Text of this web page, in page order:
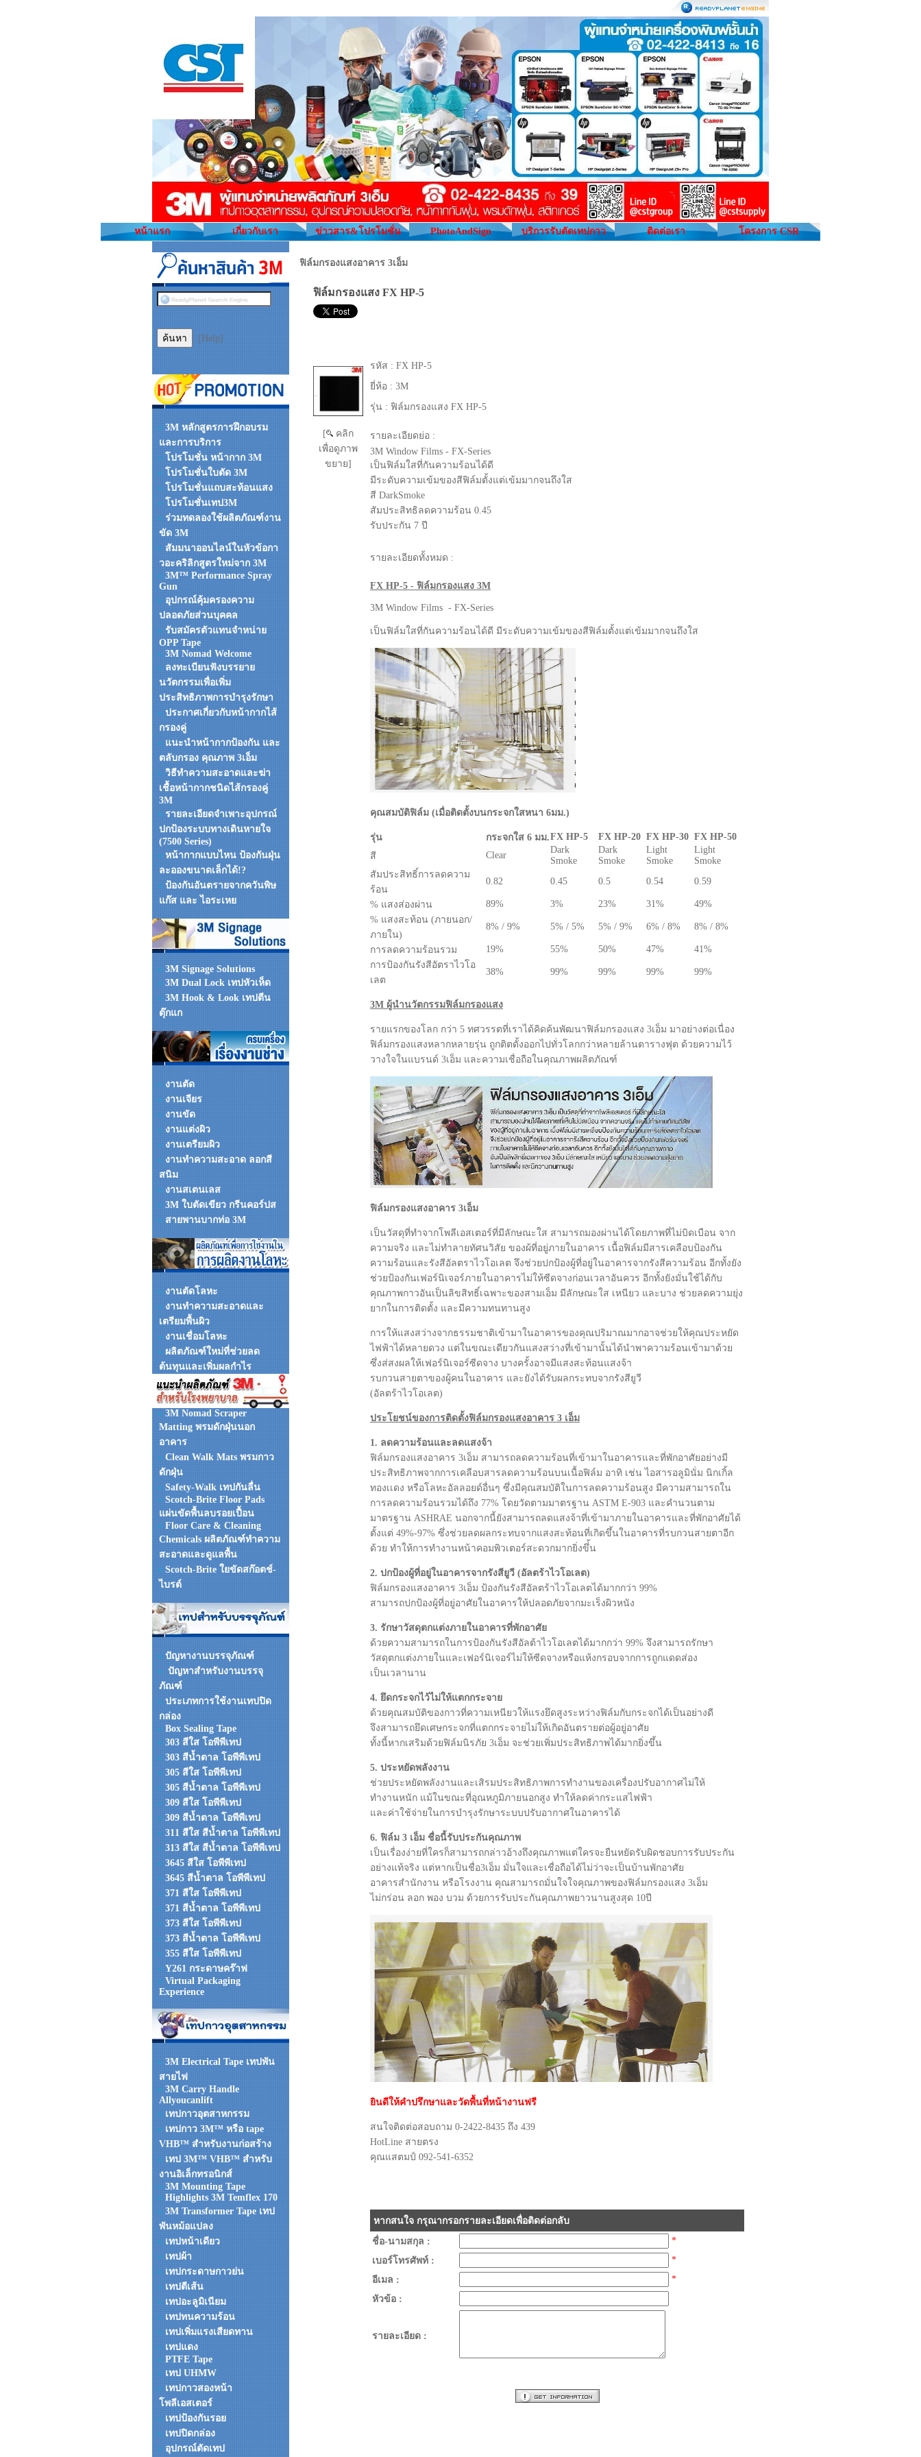
หน้าแรก เกี่ยวกับเรา ข่าวสาร&โปรโมชั่น PhotoAndSign บริการรับตัดเทปกาว ติดต่อเรา โครงการ CSR
[Help]
3M หลักสูตรการฝึกอบรม
และการบริการ
โปรโมชั่น หน้ากาก 3M
โปรโมชั่นใบตัด 3M
โปรโมชั่นแถบสะท้อนแสง
โปรโมชั่นเทป3M
ร่วมทดลองใช้ผลิตภัณฑ์งาน
ขัด 3M
สัมมนาออนไลน์ในหัวข้อกา
วอะคริลิกสูตรใหม่จาก 3M
3M™ Performance Spray
Gun
อุปกรณ์คุ้มครองความ
ปลอดภัยส่วนบุคคล
รับสมัครตัวแทนจำหน่าย
OPP Tape
3M Nomad Welcome
ลงทะเบียนฟังบรรยาย
นวัตกรรมเพื่อเพิ่ม
ประสิทธิภาพการบำรุงรักษา
ประกาศเกี่ยวกับหน้ากากไส้
กรองคู่
แนะนำหน้ากากป้องกัน และ
ตลับกรอง คุณภาพ 3เอ็ม
วิธีทำความสะอาดและฆ่า
เชื้อหน้ากากชนิดไส้กรองคู่
3M
รายละเอียดจำเพาะอุปกรณ์
ปกป้องระบบทางเดินหายใจ
(7500 Series)
หน้ากากแบบไหน ป้องกันฝุ่น
ละอองขนาดเล็กได้!?
ป้องกันอันตรายจากควันพิษ
แก๊ส และ ไอระเหย
3M Signage Solutions
3M Dual Lock เทปหัวเห็ด
3M Hook & Look เทปตีน
ตุ๊กแก
งานตัด
งานเจียร
งานขัด
งานแต่งผิว
งานเตรียมผิว
งานทำความสะอาด ลอกสี
สนิม
งานสเตนเลส
3M ใบตัดเขียว กรีนคอร์ปส
สายพานบากท่อ 3M
งานตัดโลหะ
งานทำความสะอาดและ
เตรียมพื้นผิว
งานเชื่อมโลหะ
ผลิตภัณฑ์ใหม่ที่ช่วยลด
ต้นทุนและเพิ่มผลกำไร
3M Nomad Scraper
Matting พรมดักฝุ่นนอก
อาคาร
Clean Walk Mats พรมกาว
ดักฝุ่น
Safety-Walk เทปกันลื่น
Scotch-Brite Floor Pads
แผ่นขัดพื้นลบรอยเปื้อน
Floor Care & Cleaning
Chemicals ผลิตภัณฑ์ทำความ
สะอาดและดูแลพื้น
Scotch-Brite ใยขัดสก๊อตช์-
ไบรต์
ปัญหางานบรรจุภัณฑ์
ปัญหาสำหรับงานบรรจุ
ภัณฑ์
ประเภทการใช้งานเทปปิด
กล่อง
Box Sealing Tape
303 สีใส โอพีพีเทป
303 สีน้ำตาล โอพีพีเทป
305 สีใส โอพีพีเทป
305 สีน้ำตาล โอพีพีเทป
309 สีใส โอพีพีเทป
309 สีน้ำตาล โอพีพีเทป
311 สีใส สีน้ำตาล โอพีพีเทป
313 สีใส สีน้ำตาล โอพีพีเทป
3645 สีใส โอพีพีเทป
3645 สีน้ำตาล โอพีพีเทป
371 สีใส โอพีพีเทป
371 สีน้ำตาล โอพีพีเทป
373 สีใส โอพีพีเทป
373 สีน้ำตาล โอพีพีเทป
355 สีใส โอพีพีเทป
Y261 กระดาษคร๊าฟ
Virtual Packaging
Experience
3M Electrical Tape เทปพัน
สายไฟ
3M Carry Handle
Allyoucanlift
เทปกาวอุตสาหกรรม
เทปกาว 3M™ หรือ tape
VHB™ สำหรับงานก่อสร้าง
เทป 3M™ VHB™ สำหรับ
งานอิเล็กทรอนิกส์
3M Mounting Tape
Highlights 3M Temflex 170
3M Transformer Tape เทป
พันหม้อแปลง
เทปหน้าเดียว
เทปผ้า
เทปกระดาษกาวย่น
เทปตีเส้น
เทปอะลูมิเนียม
เทปทนความร้อน
เทปเพิ่มแรงเสียดทาน
เทปแดง
PTFE Tape
เทป UHMW
เทปกาวสองหน้า
โพลีเอสเตอร์
เทปป้องกันรอย
เทปปิดกล่อง
อุปกรณ์ตัดเทป
ฟิล์มกรองแสงอาคาร 3เอ็ม
ฟิล์มกรองแสง FX HP-5
[
คลิก
เพื่อดูภาพ
ขยาย]
รหัส : FX HP-5
ยี่ห้อ : 3M
รุ่น : ฟิล์มกรองแสง FX HP-5
รายละเอียดย่อ :
3M Window Films - FX-Series
เป็นฟิล์มใสที่กันความร้อนได้ดี
มีระดับความเข้มของสีฟิล์มตั้งแต่เข้มมากจนถึงใส
สี DarkSmoke
สัมประสิทธิลดความร้อน 0.45
รับประกัน 7 ปี
รายละเอียดทั้งหมด :
FX HP-5 - ฟิล์มกรองแสง 3M
3M Window Films - FX-Series
เป็นฟิล์มใสที่กันความร้อนได้ดี มีระดับความเข้มของสีฟิล์มตั้งแต่เข้มมากจนถึงใส
คุณสมบัติฟิล์ม (เมื่อติดตั้งบนกระจกใสหนา 6มม.)
รุ่น กระจกใส 6 มม.FX HP-5 FX HP-20 FX HP-30 FX HP-50
สี
Clear
Dark
Smoke
Dark
Smoke
Light
Smoke
Light
Smoke
สัมประสิทธิ์การลดความ
ร้อน
0.82 0.45 0.5 0.54 0.59
% แสงส่องผ่าน 89% 3% 23% 31%
49%
% แสงสะท้อน (ภายนอก/
ภายใน)
8% / 9% 5% / 5% 5% / 9% 6% / 8% 8% / 8%
การลดความร้อนรวม 19% 55% 50% 47%
41%
การป้องกันรังสีอัตราไวโอ
เลต
38% 99% 99% 99% 99%
3M ผู้นำนวัตกรรมฟิล์มกรองแสง
รายแรกของโลก กว่า 5 ทศวรรตที่เราได้คิดค้นพัฒนาฟิล์มกรองแสง 3เอ็ม มาอย่างต่อเนื่อง
ฟิล์มกรองแสงหลากหลายรุ่น ถูกติตดั้งออกไปทั่วโลกกว่าหลายล้านตารางฟุต ด้วยความไว้
วางใจในแบรนด์ 3เอ็ม และความเชื่อถือในคุณภาพผลิตภัณฑ์
ฟิล์มกรองแสงอาคาร 3เอ็ม
เป็นวัสดุที่ทำจากโพลีเอสเตอร์ที่มีลักษณะใส สามารถมองผ่านได้โดยภาพที่ไม่บิดเบือน จาก
ความจริง และไม่ทำลายทัศนวิสัย ของผ้ที่อยู่ภายในอาคาร เนื้อฟิล์มมีสารเคลือบป้องกัน
ความร้อนและรังสีอัลตราไวโอเลต จึงช่วยปกป้องผู้ที่อยู่ในอาคารจากรังสีความร้อน อีกทั้งยัง
ช่วยป้องกันเฟอร์นิเจอร์ภายในอาคารไม่ให้ซีดจางก่อนเวลาอันควร อีกทั้งยังมั่นใช้ได้กับ
คุณภาพกาวอันเป็นลิขสิทธิ์เฉพาะของสามเอ็ม มีลักษณะใส เหนียว และบาง ช่วยลดความยุ่ง
ยากในการติดตั้ง และมีความทนทานสูง
การให้แสงสว่างจากธรรมชาติเข้ามาในอาคารของคุณปริมาณมากอาจช่วยให้คุณประหยัด
ไฟฟ้าได้หลายดวง แต่ในขณะเดียวกันแสงสว่างที่เข้ามานั้นได้นำพาความร้อนเข้ามาด้วย
ซึ่งส่สงผลให้เฟอร์นิเจอร์ซีดจาง บางครั้งอาจมีแสงสะท้อนแสงจ้า
รบกวนสายตาของผู้คนในอาคาร และยังได้รับผลกระทบจากรังสียูวี
(อัลตร้าไวโอเลต)
ประโยชน์ของการติดตั้งฟิล์มกรองแสงอาคาร 3 เอ็ม
1. ลดความร้อนและลดแสงจ้า
ฟิล์มกรองแสงอาคาร 3เอ็ม สามารถลดความร้อนที่เข้ามาในอาคารและที่พักอาศัยอย่างมี
ประสิทธิภาพจากการเคลือบสารลดความร้อนบนเนื้อฟิล์ม อาทิ เช่น ไอสารอลูมินั่ม นิกเกิ้ล
ทองเเดง หรือโลหะอัลลอยด์อื่นๆ ซึ่งมีคุณสมบัติในการลดความร้อนสูง มีความสามารถใน
การลดความร้อนรวมได้ถึง 77% โดยวัดตามมาตรฐาน ASTM E-903 และคำนวนตาม
มาตรฐาน ASHRAE นอกจากนี้ยังสามารถลดแสงจ้าที่เข้ามาภายในอาคารและที่พักอาศัยได้
ตั้งแต่ 49%-97% ซึ่งช่วยลดผลกระทบจากแสงสะท้อนที่เกิดขึ้นในอาคารที่รบกวนสายตาอีก
ด้วย ทำให้การทำงานหน้าคอมพิวเตอร์สะดวกมากยิ่งขึ่้น
2. ปกป้องผู้ที่อยู่ในอาคารจากรังสียูวี (อัลตร้าไวโอเลต)
ฟิล์มกรองแสงอาคาร 3เอ็ม ป้องกันรังสีอัลตร้าไวโอเลตได้มากกว่า 99%
สามารถปกป้องผู้ที่อยู่อาศัยในอาคารให้ปลอดภัยจากมะเร็งผิวหนัง
3. รักษาวัสดุตกแต่งภายในอาคารที่พักอาศัย
ด้วยความสามารถในการป้องกันรังสีอัลต้าไวโอเลตได้มากกว่า 99% จึงสามารถรักษา
วัสดุตกแต่งภายในและเฟอร์นิเจอร์ไม่ให้ซีดจางหรือแห้งกรอบจากการถูกแดดส่อง
เป็นเวลานาน
4. ยึดกระจกไว้ไม่ให้แตกกระจาย
ด้วยคุณสมบัติของกาวที่ความเหนียวให้แรงยึดสูงระหว่างฟิล์มกับกระจกได้เป็นอย่างดี
จึงสามารถยึดเศษกระจกที่แตกกระจายไม่ให้เกิดอันตรายต่อผู้อยู่อาศัย
ทั้งนี้หากเสริมด้วยฟิล์มนิรภัย 3เอ็ม จะช่วยเพิ่มประสิทธิภาพได้มากยิ่งขึ้น
5. ประหยัดพลังงาน
ช่วยประหยัดพลังงานและเสิรมประสิทธิภาพการทำงานของเครื่องปรับอากาศไม่ให้
ทำงานหนัก แม้ในขณะที่อุณหภูมิภายนอกสูง ทำให้ลดค่ากระแสไฟฟ้า
และค่าใช้จ่ายในการบำรุงรักษาระบบปรับอากาศในอาคารได้
6. ฟิล์ม 3 เอ็ม ชื่อนี้รับประกันคุณภาพ
เป็นเรื่องง่ายที่ใครก็สามารถกล่าวอ้างถึงคุณภาพแต่ใครจะยืนหยัดรับผิดชอบการรับประกัน
อย่างแท้จริง แต่หากเป็นชื่อ3เอ็ม มั่นใจและเชื่อถือได้ไม่ว่าจะเป็นบ้านพักอาศัย
อาคารสำนักงาน หรือโรงงาน คุณสามารถมั่นใจใจคุณภาพของฟิล์มกรองแสง 3เอ็ม
ไม่กร่อน ลอก พอง บวม ด้วยการรับประกันคุณภาพยาวนานสูงสุด 10ปี
ยินดีให้คำปรึกษาและวัดพื้นที่หน้างานฟรี
สนใจติดต่อสอบถาม 0-2422-8435 ถึง 439
HotLine สายตรง
คุณแสตมป์092-541-6352
หากสนใจ กรุณากรอกรายละเอียดเพื่อติดต่อกลับ
ชื่อ-นามสกุล :
*
เบอร์โทรศัพท์ :
*
อีเมล :
*
หัวข้อ :
รายละเอียด :